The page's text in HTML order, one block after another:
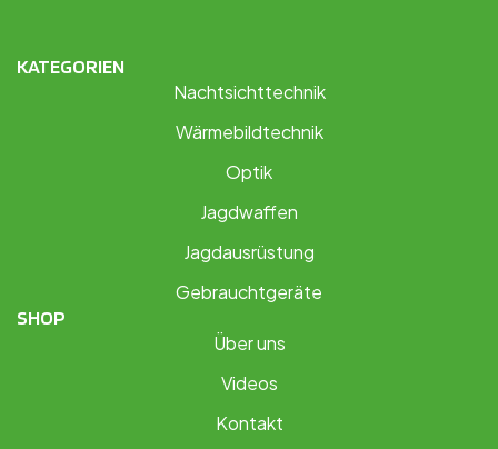
KATEGORIEN
Nachtsichttechnik
Wärmebildtechnik
Optik
Jagdwaffen
Jagdausrüstung
Gebrauchtgeräte
SHOP
Über uns
Videos
Kontakt